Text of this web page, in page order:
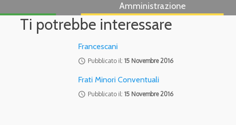
Amministrazione
Ti potrebbe interessare
Francescani
access_time Pubblicato il:15 Novembre 2016
Frati Minori Conventuali
access_time Pubblicato il:15 Novembre 2016